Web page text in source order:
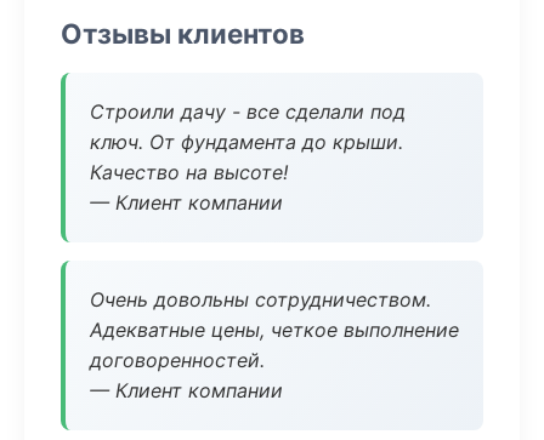
Отзывы клиентов
Строили дачу - все сделали под
ключ. От фундамента до крыши.
Качество на высоте!
— Клиент компании
Очень довольны сотрудничеством.
Адекватные цены, четкое выполнение
договоренностей.
— Клиент компании